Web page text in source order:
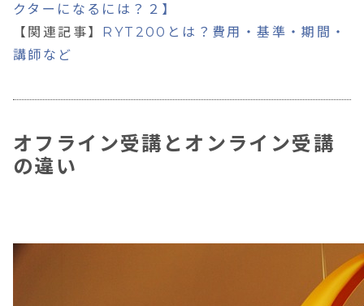
クターになるには？２】
【関連記事】 RYT200とは？費用・基準・期間・
講師など
オフライン受講とオンライン受講
の違い